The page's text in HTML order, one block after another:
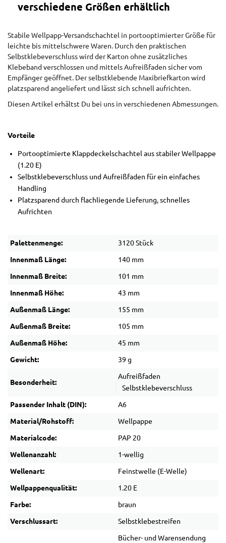
verschiedene Größen erhältlich
Stabile Wellpapp-Versandschachtel in portooptimierter Größe für
leichte bis mittelschwere Waren. Durch den praktischen
Selbstklebeverschluss wird der Karton ohne zusätzliches
Klebeband verschlossen und mittels Aufreißfaden sicher vom
Empfänger geöffnet. Der selbstklebende Maxibriefkarton wird
platzsparend angeliefert und lässt sich schnell aufrichten.
Diesen Artikel erhältst Du bei uns in verschiedenen Abmessungen.
Vorteile
Portooptimierte Klappdeckelschachtel aus stabiler Wellpappe
(1.20 E)
Selbstklebeverschluss und Aufreißfaden für ein einfaches
Handling
Platzsparend durch flachliegende Lieferung, schnelles
Aufrichten
Palettenmenge: 3120 Stück
Innenmaß Länge: 140 mm
Innenmaß Breite: 101 mm
Innenmaß Höhe: 43 mm
Außenmaß Länge: 155 mm
Außenmaß Breite: 105 mm
Außenmaß Höhe: 45 mm
Gewicht: 39 g
Besonderheit:
Aufreißfaden
Selbstklebeverschluss
Passender Inhalt (DIN): A6
Material/Rohstoff: Wellpappe
Materialcode: PAP 20
Wellenanzahl: 1-wellig
Wellenart: Feinstwelle (E-Welle)
Wellpappenqualität: 1.20 E
Farbe: braun
Verschlussart: Selbstklebestreifen
Bücher- und Warensendung